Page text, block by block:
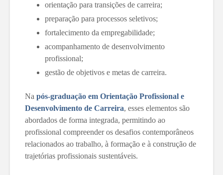
orientação para transições de carreira;
preparação para processos seletivos;
fortalecimento da empregabilidade;
acompanhamento de desenvolvimento
profissional;
gestão de objetivos e metas de carreira.
Na pós-graduação em Orientação Profissional e
Desenvolvimento de Carreira, esses elementos são
abordados de forma integrada, permitindo ao
profissional compreender os desafios contemporâneos
relacionados ao trabalho, à formação e à construção de
trajetórias profissionais sustentáveis.